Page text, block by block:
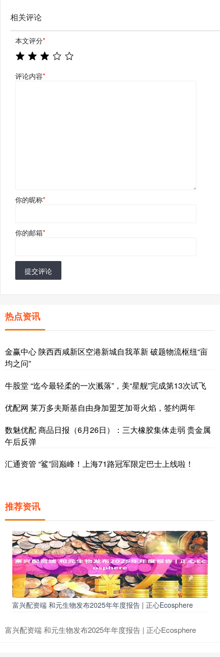
相关评论
本文评分*
评论内容*
你的昵称*
你的邮箱*
提交评论
热点资讯
金赢中心 陕西西咸新区空港新城自我革新 破题物流枢纽“亩
均之问”
牛股堂 “迄今最轻柔的一次溅落”，美“星舰”完成第13次试飞
优配网 莱万多夫斯基自由身加盟芝加哥火焰，签约两年
数魅优配 商品日报（6月26日）：三大橡胶集体走弱 贵金属
午后反弹
汇通资管 “鲨”回巅峰！上海71路冠军限定巴士上线啦！
推荐资讯
富兴配资端 和元生物发布2025年年度报告 | 正心Ecosphere
富兴配资端 和元生物发布2025年年度报告 | 正心Ecosphere